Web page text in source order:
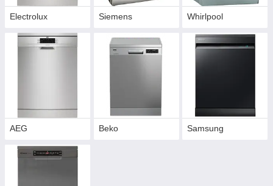
Electrolux Siemens Whirlpool
AEG Beko Samsung